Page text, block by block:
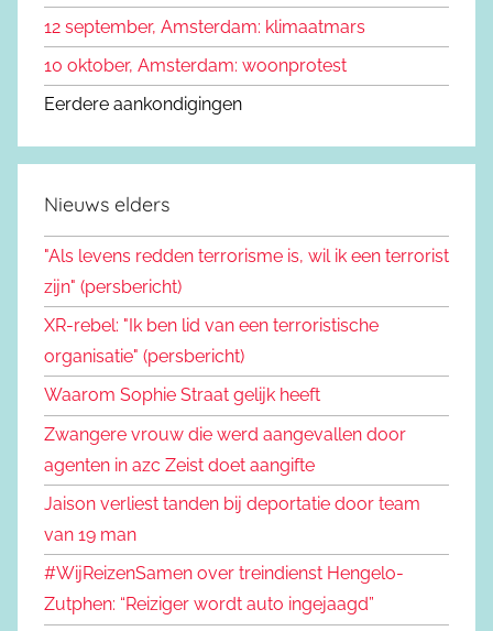
12 september, Amsterdam: klimaatmars
10 oktober, Amsterdam: woonprotest
Eerdere aankondigingen
Nieuws elders
"Als levens redden terrorisme is, wil ik een terrorist
zijn" (persbericht)
XR-rebel: "Ik ben lid van een terroristische
organisatie" (persbericht)
Waarom Sophie Straat gelijk heeft
Zwangere vrouw die werd aangevallen door
agenten in azc Zeist doet aangifte
Jaison verliest tanden bij deportatie door team
van 19 man
#WijReizenSamen over treindienst Hengelo-
Zutphen: “Reiziger wordt auto ingejaagd”